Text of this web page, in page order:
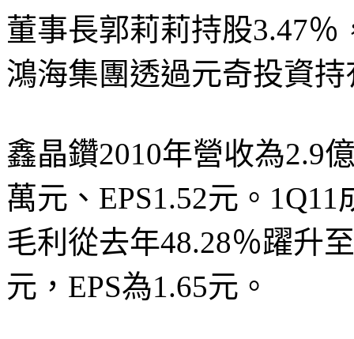
董事長郭莉莉持股3.47
鴻海集團透過元奇投資持
鑫晶鑽2010年營收為2.9
萬元、EPS1.52元。
毛利從去年48.28％躍升
元，EPS為1.65元。